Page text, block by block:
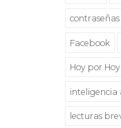
contraseñas
Facebook
Hoy por Hoy
inteligencia
lecturas